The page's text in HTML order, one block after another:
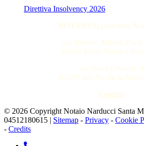
Direttiva Insolvency 2026
NOTAIO Alessandro
via Tenente Alberto Puoti
81028 Santa Maria a
via Santa Croce n. 9
81020 San Nicola la
Contatti
© 2026 Copyright Notaio Narducci Santa
04512180615 | Sitemap - Privacy - Cookie
- Credits